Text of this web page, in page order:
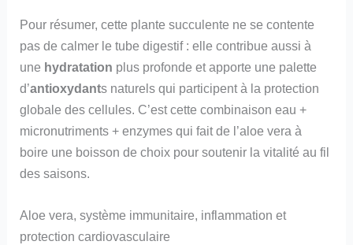
Pour résumer, cette plante succulente ne se contente
pas de calmer le tube digestif : elle contribue aussi à
une hydratation plus profonde et apporte une palette
d’antioxydants naturels qui participent à la protection
globale des cellules. C’est cette combinaison eau +
micronutriments + enzymes qui fait de l’aloe vera à
boire une boisson de choix pour soutenir la vitalité au fil
des saisons.
Aloe vera, système immunitaire, inflammation et
protection cardiovasculaire